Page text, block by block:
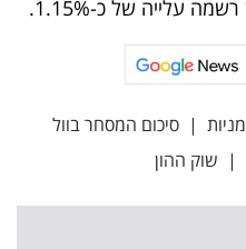
מניות | סיכום המסחר בוול
| שוק ההון